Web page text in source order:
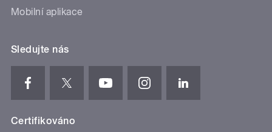
Mobilní aplikace
Sledujte nás
Certifikováno